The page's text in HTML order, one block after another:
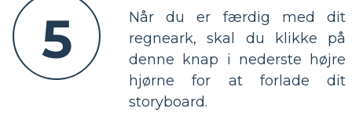
5
Når du er færdig med dit
regneark, skal du klikke på
denne knap i nederste højre
hjørne for at forlade dit
storyboard.